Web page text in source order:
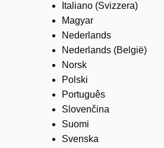
Italiano (Svizzera)
Magyar
Nederlands
Nederlands (België)
Norsk
Polski
Português
Slovenčina
Suomi
Svenska